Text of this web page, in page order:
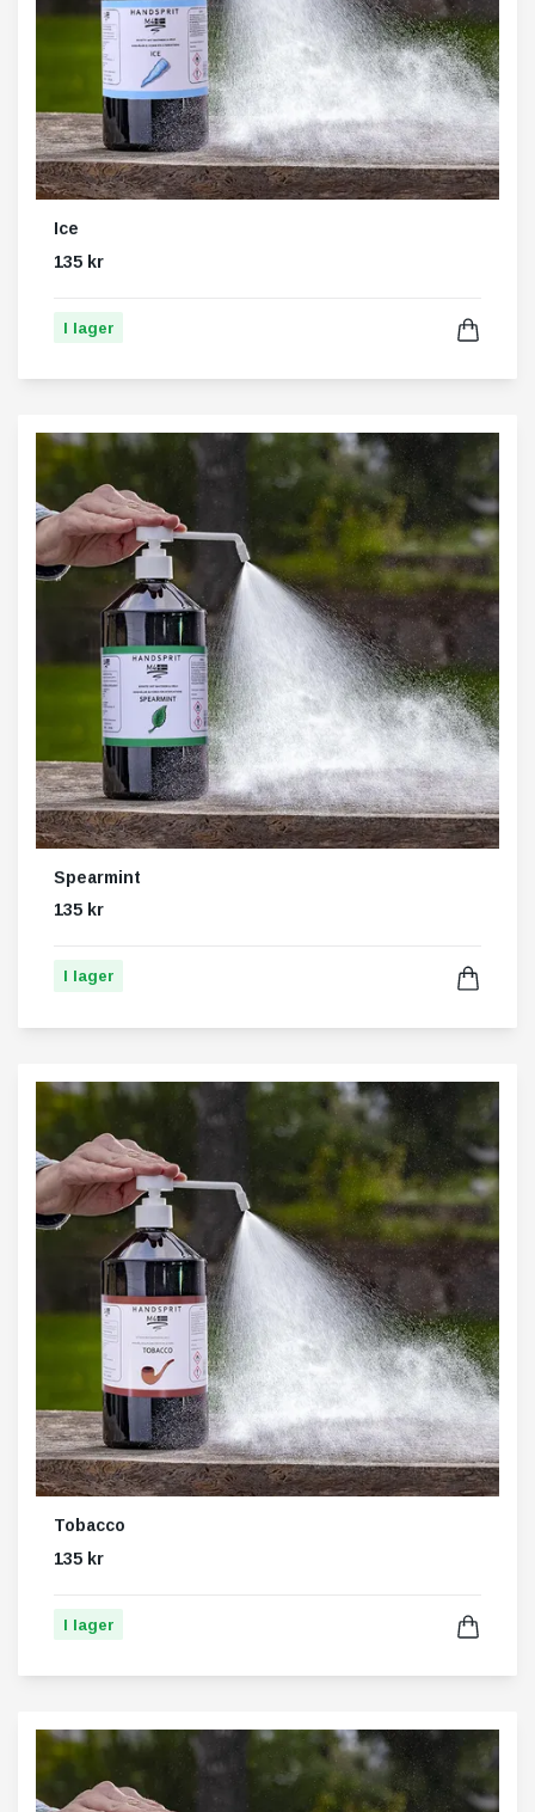
Ice
135 kr
I lager
Spearmint
135 kr
I lager
Tobacco
135 kr
I lager